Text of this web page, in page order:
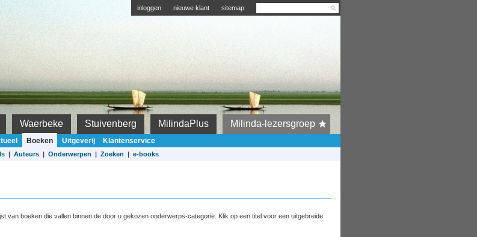
inloggen nieuwe klant sitemap
Waerbeke Stuivenberg MilindaPlus Milinda-lezersgroep
Boeken Uitgeverij Klantenservice
| Auteurs| Onderwerpen | Zoeken | e-books
van boeken die vallen binnen de door u gekozen onderwerps-categorie. Klik op een titel voor een uitgebreide